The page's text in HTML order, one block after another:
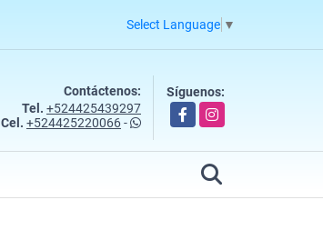
Select Language ▼
Contáctenos:
Tel. +524425439297
Cel. +524425220066-
Síguenos:
FacebookInstagram